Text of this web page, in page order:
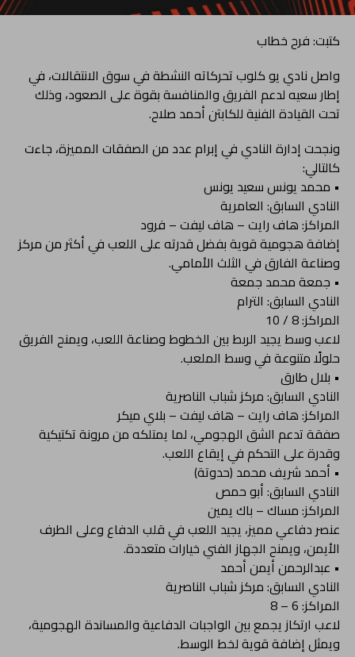
كتبت: فرح خطاب
واصل نادي يو كلوب تحركاته النشطة في سوق الانتقالات، في
إطار سعيه لدعم الفريق والمنافسة بقوة على الصعود، وذلك
تحت القيادة الفنية للكابتن أحمد صلاح.
ونجحت إدارة النادي في إبرام عدد من الصفقات المميزة، جاءت
كالتالي:
• محمد يونس سعيد يونس
النادي السابق: العامرية
المراكز: هاف رايت – هاف ليفت – فرود
إضافة هجومية قوية بفضل قدرته على اللعب في أكثر من مركز
وصناعة الفارق في الثلث الأمامي.
• جمعة محمد جمعة
النادي السابق: الترام
المراكز: 8 / 10
لاعب وسط يجيد الربط بين الخطوط وصناعة اللعب، ويمنح الفريق
حلولًا متنوعة في وسط الملعب.
• بلال طارق
النادي السابق: مركز شباب الناصرية
المراكز: هاف رايت – هاف ليفت – بلاي ميكر
صفقة تدعم الشق الهجومي، لما يمتلكه من مرونة تكتيكية
وقدرة على التحكم في إيقاع اللعب.
• أحمد شريف محمد (حدوتة)
النادي السابق: أبو حمص
المراكز: مساك – باك يمين
عنصر دفاعي مميز، يجيد اللعب في قلب الدفاع وعلى الطرف
الأيمن، ويمنح الجهاز الفني خيارات متعددة.
• عبدالرحمن أيمن أحمد
النادي السابق: مركز شباب الناصرية
المراكز: 6 – 8
لاعب ارتكاز يجمع بين الواجبات الدفاعية والمساندة الهجومية،
ويمثل إضافة قوية لخط الوسط.